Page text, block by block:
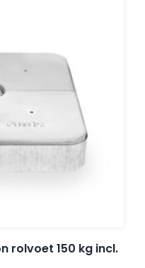
rolvoet 150 kg incl.